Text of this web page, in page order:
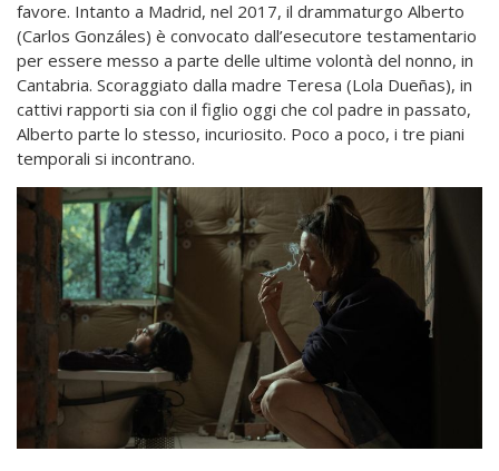
favore. Intanto a Madrid, nel 2017, il drammaturgo Alberto
(Carlos Gonzáles) è convocato dall’esecutore testamentario
per essere messo a parte delle ultime volontà del nonno, in
Cantabria. Scoraggiato dalla madre Teresa (Lola Dueñas), in
cattivi rapporti sia con il figlio oggi che col padre in passato,
Alberto parte lo stesso, incuriosito. Poco a poco, i tre piani
temporali si incontrano.